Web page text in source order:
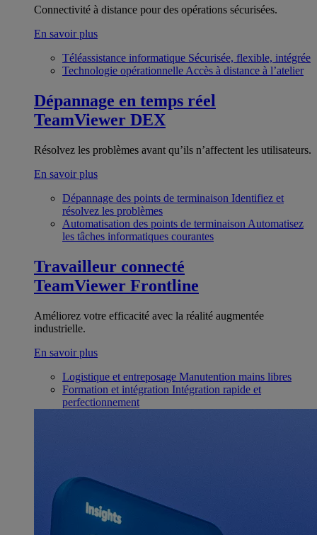
Connectivité à distance pour des opérations sécurisées.
En savoir plus
Téléassistance informatique Sécurisée, flexible, intégrée
Technologie opérationnelle Accès à distance à l’atelier
Dépannage en temps réel
TeamViewer DEX
Résolvez les problèmes avant qu’ils n’affectent les utilisateurs.
En savoir plus
Dépannage des points de terminaison Identifiez et
résolvez les problèmes
Automatisation des points de terminaison Automatisez
les tâches informatiques courantes
Travailleur connecté
TeamViewer Frontline
Améliorez votre efficacité avec la réalité augmentée
industrielle.
En savoir plus
Logistique et entreposage Manutention mains libres
Formation et intégration Intégration rapide et
perfectionnement